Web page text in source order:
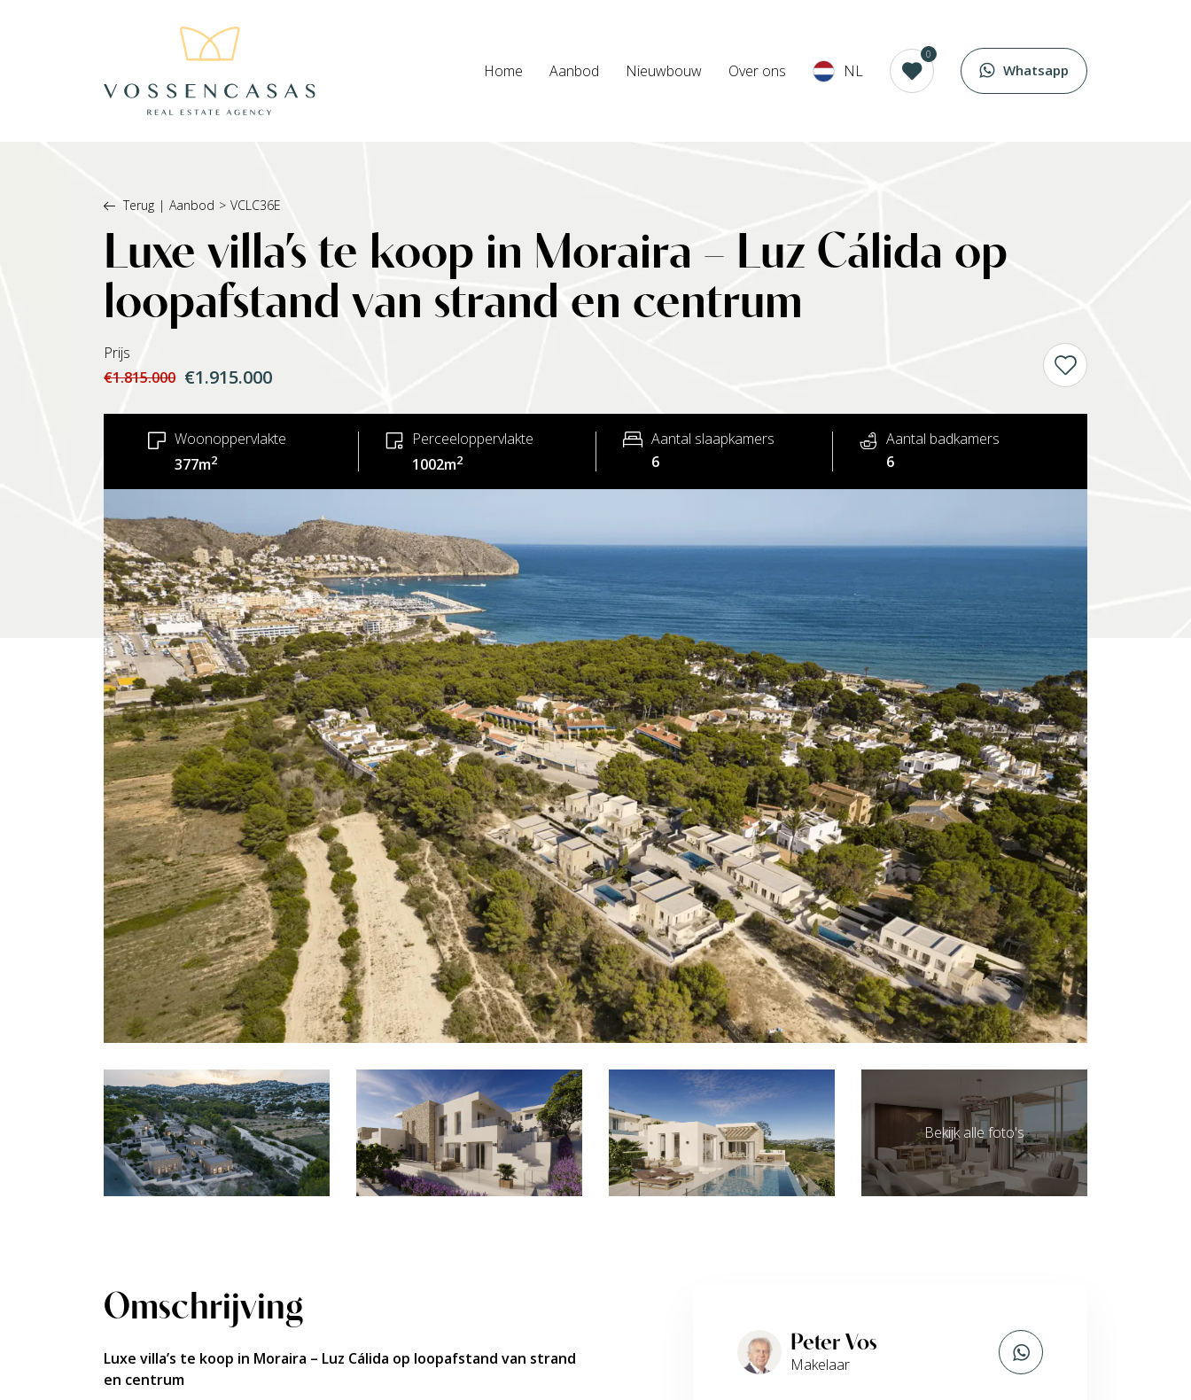
Home Aanbod Nieuwbouw Over ons NL
0
Whatsapp
Terug | Aanbod > VCLC36E
Luxe villa’s te koop in Moraira – Luz Cálida op
loopafstand van strand en centrum
Prijs
€1.815.000 €1.915.000
Woonoppervlakte
377m2
Perceeloppervlakte
1002m2
Aantal slaapkamers
6
Aantal badkamers
6
Bekijk alle foto's
Omschrijving
Luxe villa’s te koop in Moraira – Luz Cálida op loopafstand van strand
en centrum
Peter Vos
Makelaar